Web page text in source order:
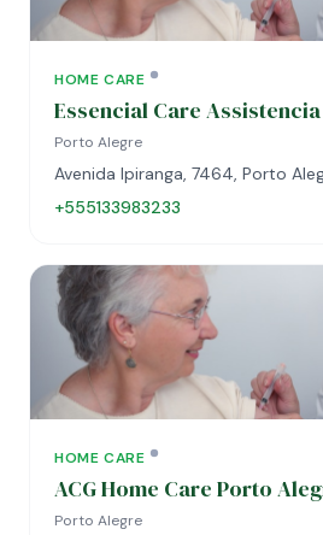
HOME CARE
Essencial Care
Porto Alegre
Avenida Ipiranga, 7464, Porto
+555133983233
HOME CARE
ACG Home Care Porto
Porto Alegre